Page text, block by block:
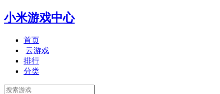
小米游戏中心
首页
云游戏
排行
分类